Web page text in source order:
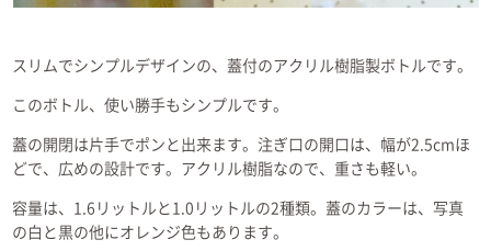
スリムでシンプルデザインの、蓋付のアクリル樹脂製ボトルです。
このボトル、使い勝手もシンプルです。
蓋の開閉は片手でポンと出来ます。注ぎ口の開口は、幅が2.5cmほ
どで、広めの設計です。アクリル樹脂なので、重さも軽い。
容量は、1.6リットルと1.0リットルの2種類。蓋のカラーは、写真
の白と黒の他にオレンジ色もあります。